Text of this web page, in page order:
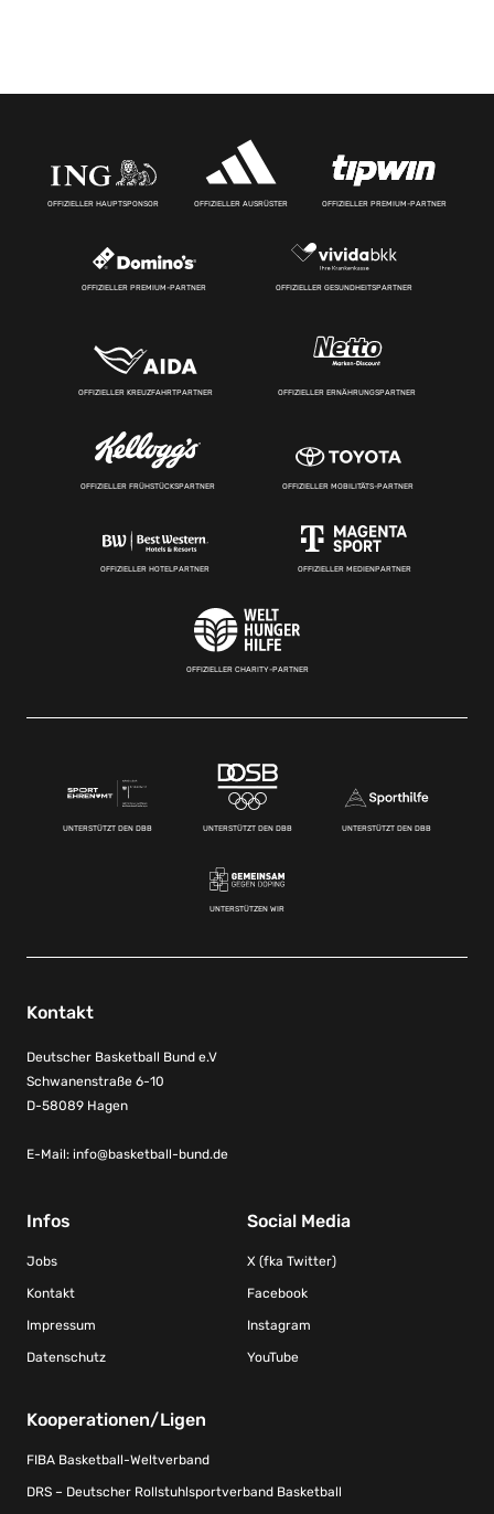
OFFIZIELLER HAUPTSPONSOR OFFIZIELLER AUSRÜSTER OFFIZIELLER PREMIUM-PARTNER
OFFIZIELLER PREMIUM-PARTNER OFFIZIELLER GESUNDHEITSPARTNER
OFFIZIELLER KREUZFAHRTPARTNER OFFIZIELLER ERNÄHRUNGSPARTNER
OFFIZIELLER FRÜHSTÜCKSPARTNER OFFIZIELLER MOBILITÄTS-PARTNER
OFFIZIELLER HOTELPARTNER OFFIZIELLER MEDIENPARTNER
OFFIZIELLER CHARITY-PARTNER
UNTERSTÜTZT DEN DBB UNTERSTÜTZT DEN DBB UNTERSTÜTZT DEN DBB
UNTERSTÜTZEN WIR
Kontakt
Deutscher Basketball Bund e.V
Schwanenstraße 6-10
D-58089 Hagen
E-Mail: info@basketball-bund.de
Infos
Jobs
Kontakt
Impressum
Datenschutz
Social Media
X (fka Twitter)
Facebook
Instagram
YouTube
Kooperationen/Ligen
FIBA Basketball-Weltverband
DRS – Deutscher Rollstuhlsportverband Basketball